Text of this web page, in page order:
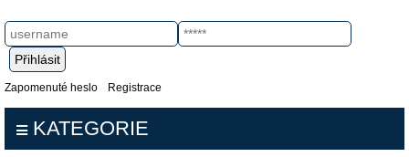
Zapomenuté heslo Registrace
KATEGORIE